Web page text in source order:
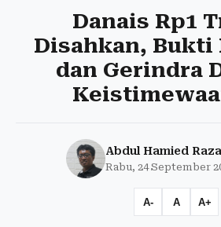
Danais Rp1
Disahkan, Bukti
dan Gerindra
Abdul Hamied
Rabu, 24 September
A- A A+